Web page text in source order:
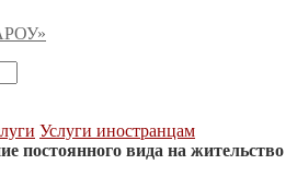
Услуги иностранцам
постоянного вида на жительство